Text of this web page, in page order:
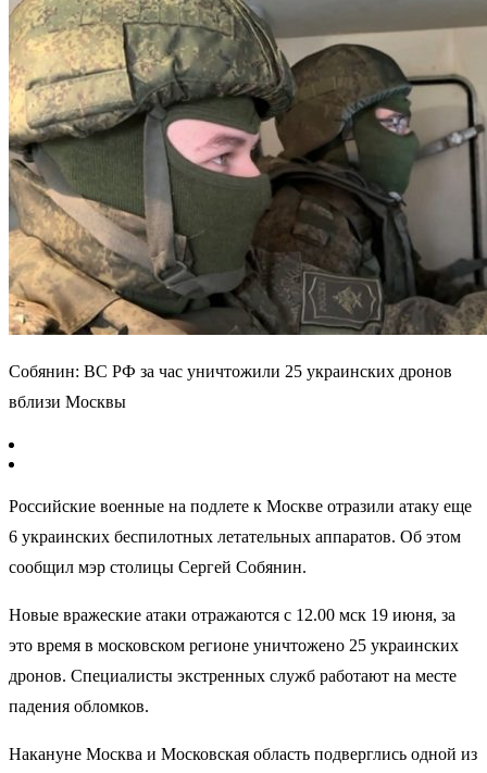
Собянин: ВС РФ за час уничтожили 25 украинских дронов
вблизи Москвы
Российские военные на подлете к Москве отразили атаку еще
6 украинских беспилотных летательных аппаратов. Об этом
сообщил мэр столицы Сергей Собянин.
Новые вражеские атаки отражаются с 12.00 мск 19 июня, за
это время в московском регионе уничтожено 25 украинских
дронов. Специалисты экстренных служб работают на месте
падения обломков.
Накануне Москва и Московская область подверглись одной из